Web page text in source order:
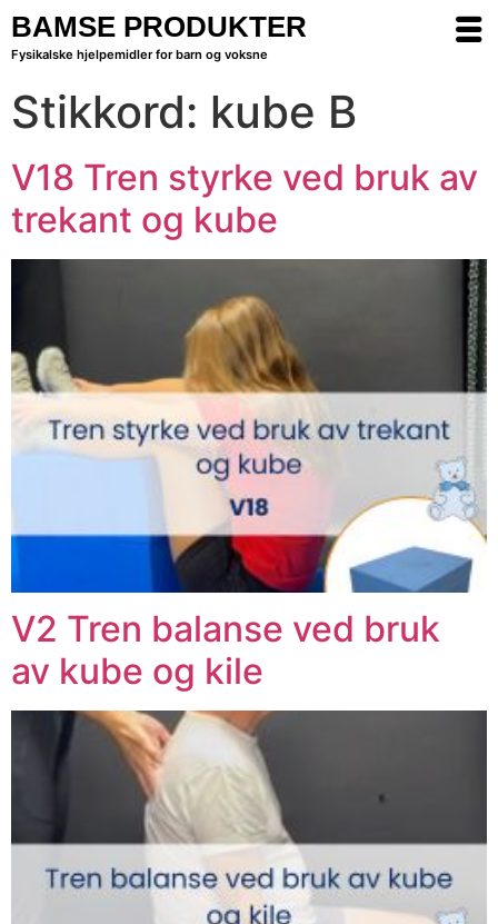
BAMSE PRODUKTER
Fysikalske hjelpemidler for barn og voksne
Stikkord: kube B
V18 Tren styrke ved bruk av
trekant og kube
V2 Tren balanse ved bruk
av kube og kile